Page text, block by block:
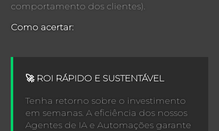
comportamento dos clientes).
Como acertar:
🚀 ROI RÁPIDO E SUSTENTÁVEL
Tenha retorno sobre o investimento
em semanas. A eficiência dos nossos
Agentes de IA e Automações garante